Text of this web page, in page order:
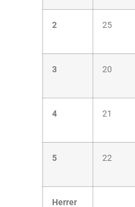
2 25
3 20
4 21
5 22
Herrer